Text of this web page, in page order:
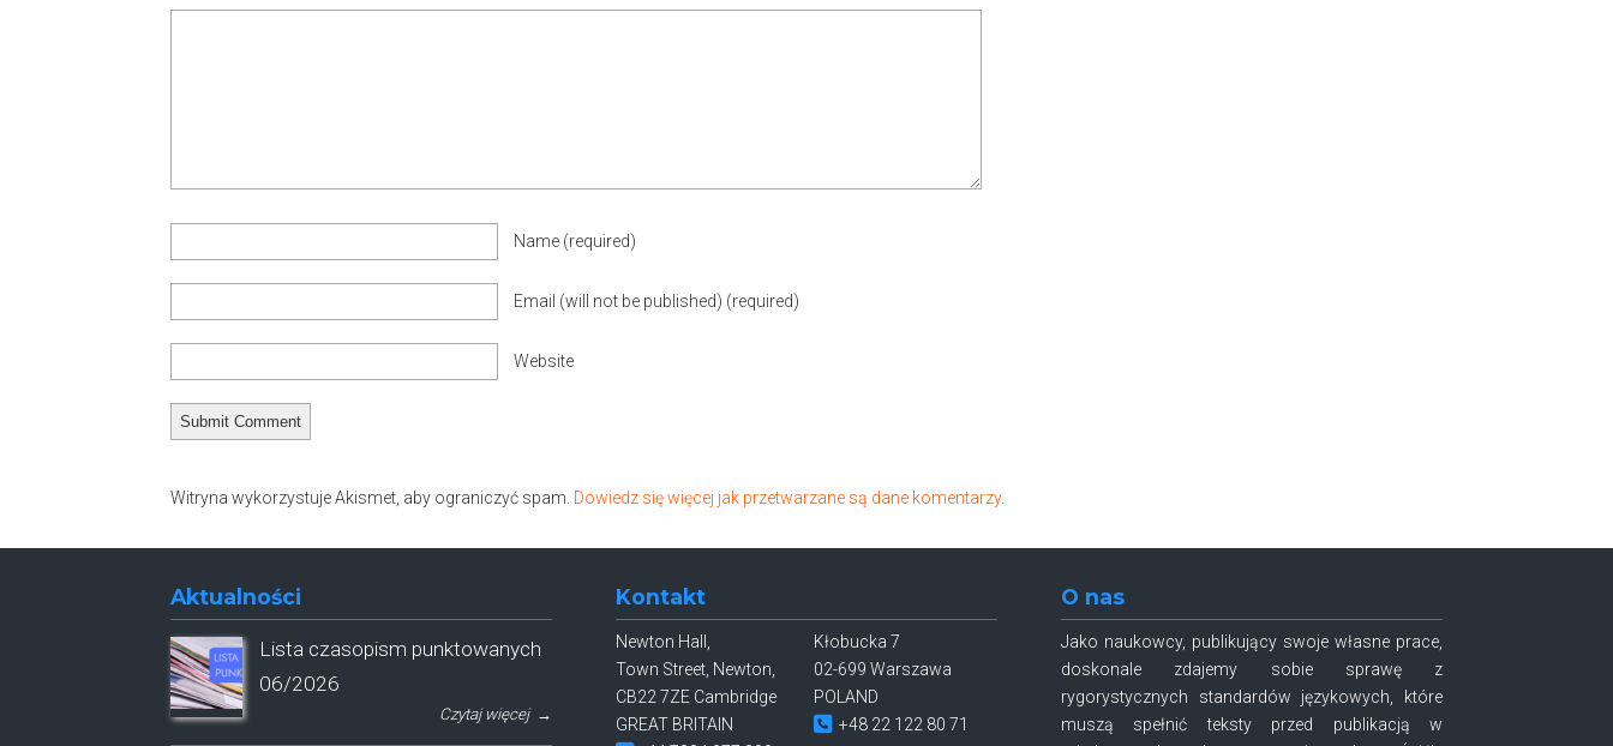
Name (required)
Email (will not be published) (required)
Website
Witryna wykorzystuje Akismet, aby ograniczyć spam. Dowiedz się więcej jak przetwarzane są dane komentarzy.
Aktualności
Lista czasopism punktowanych
06/2026
Czytaj więcej →
Kontakt
Newton Hall,
Town Street, Newton,
CB22 7ZE Cambridge
GREAT BRITAIN
Kłobucka 7
02-699 Warszawa
POLAND
+48 22 122 80 71
O nas
Jako naukowcy, publikujący swoje własne prace,
doskonale zdajemy sobie sprawę z
rygorystycznych standardów językowych, które
muszą spełnić teksty przed publikacją w